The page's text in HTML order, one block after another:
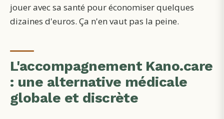
jouer avec sa santé pour économiser quelques
dizaines d'euros. Ça n'en vaut pas la peine.
L'accompagnement Kano.care
: une alternative médicale
globale et discrète